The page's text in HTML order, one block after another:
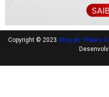
Copyright © 2023 Blog do Thales